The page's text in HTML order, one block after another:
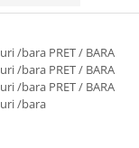
/bara PRET / BARA
/bara PRET / BARA
/bara PRET / BARA
/bara